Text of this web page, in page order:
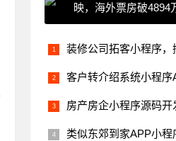
映，海外票房破4894
装修公司拓客小程序，接单小程序，
客户转介绍系统小程序APP源码开发制作案例
房产房企小程序源码开发制作，房产经纪人小
类似东郊到家APP小程序源码平台，如何招募